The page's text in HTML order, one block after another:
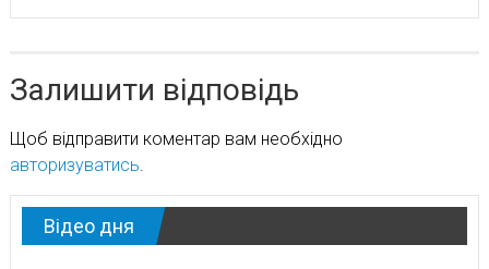
Залишити відповідь
Щоб відправити коментар вам необхідно
авторизуватись
Відео дня